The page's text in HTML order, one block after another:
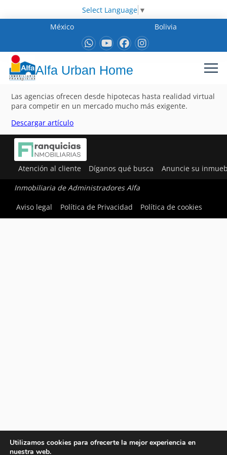
Select Language ▼
México
Bolivia
Alfa Urban Home
Las agencias ofrecen desde hipotecas hasta realidad virtual
para competir en un mercado mucho más exigente.
Descargar artículo
Atención al cliente Díganos qué busca Anuncie su
Inmobiliaria de Administradores Alfa
Aviso legal
Política de Privacidad Política de cookies
Utilizamos cookies para ofrecerte la mejor experiencia en
nuestra web.